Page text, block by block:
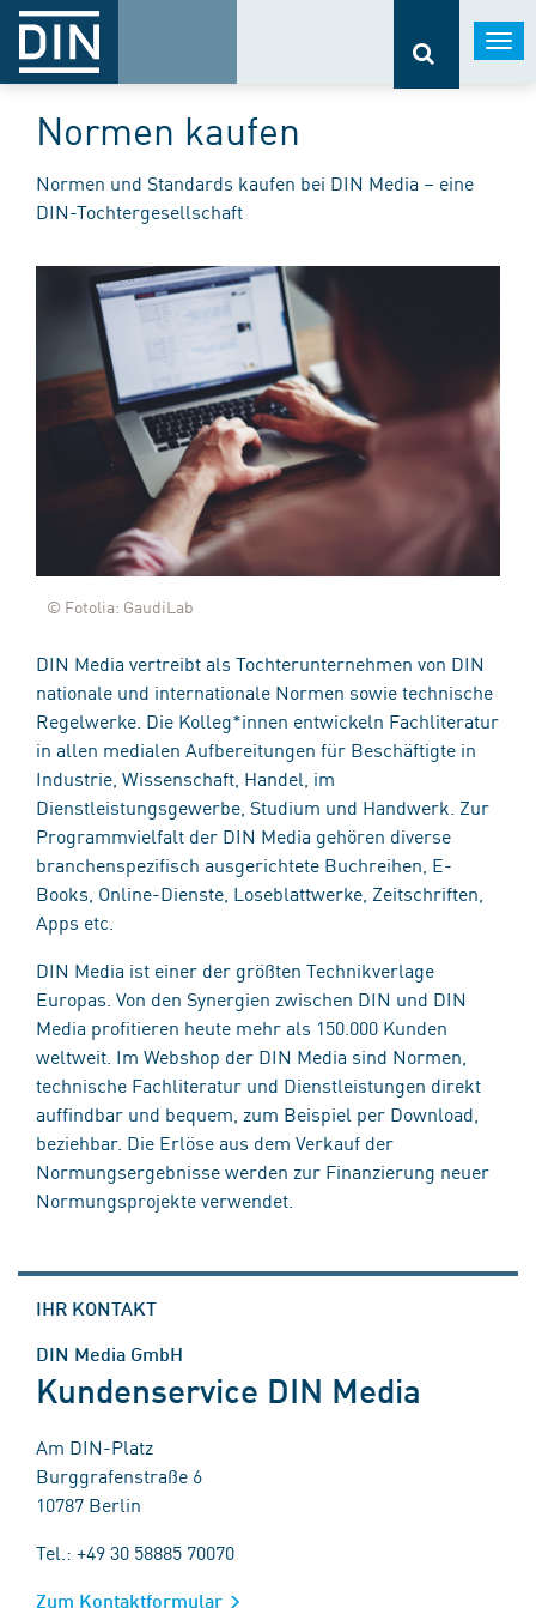
Normen kaufen
Normen und Standards kaufen bei DIN Media – eine
DIN-Tochtergesellschaft
© Fotolia: GaudiLab
DIN Media vertreibt als Tochterunternehmen von DIN
nationale und internationale Normen sowie technische
Regelwerke. Die Kolleg*innen entwickeln Fachliteratur
in allen medialen Aufbereitungen für Beschäftigte in
Industrie, Wissenschaft, Handel, im
Dienstleistungsgewerbe, Studium und Handwerk. Zur
Programmvielfalt der DIN Media gehören diverse
branchenspezifisch ausgerichtete Buchreihen, E-
Books, Online-Dienste, Loseblattwerke, Zeitschriften,
Apps etc.
DIN Media ist einer der größten Technikverlage
Europas. Von den Synergien zwischen DIN und DIN
Media profitieren heute mehr als 150.000 Kunden
weltweit. Im Webshop der DIN Media sind Normen,
technische Fachliteratur und Dienstleistungen direkt
auffindbar und bequem, zum Beispiel per Download,
beziehbar. Die Erlöse aus dem Verkauf der
Normungsergebnisse werden zur Finanzierung neuer
Normungsprojekte verwendet.
IHR KONTAKT
DIN Media GmbH
Kundenservice DIN Media
Am DIN-Platz
Burggrafenstraße 6
10787 Berlin
Tel.: +49 30 58885 70070
Zum Kontaktformular